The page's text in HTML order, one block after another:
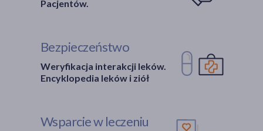
Pacjentów.
Bezpieczeństwo
Weryfikacja interakcji leków.
Encyklopedia leków i ziół
Wsparcie w leczeniu